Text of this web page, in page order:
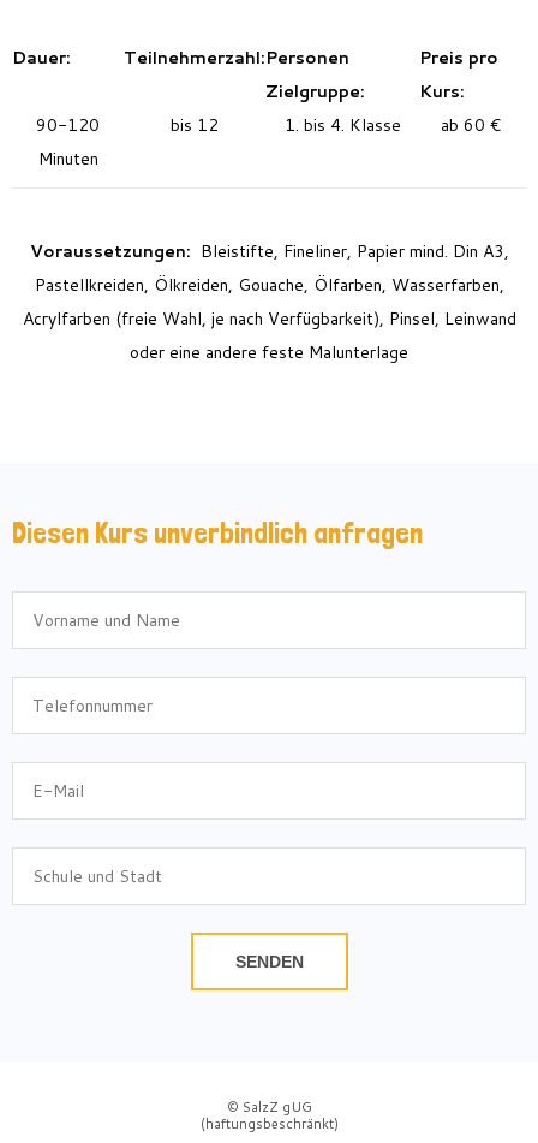
Dauer: Teilnehmerzahl:Personen
Zielgruppe:
Preis pro
Kurs:
90-120
Minuten
bis 12 1. bis 4. Klasse ab 60 €
Voraussetzungen: Bleistifte, Fineliner, Papier mind. Din A3,
Pastellkreiden, Ölkreiden, Gouache, Ölfarben, Wasserfarben,
Acrylfarben (freie Wahl, je nach Verfügbarkeit), Pinsel, Leinwand
oder eine andere feste Malunterlage
Diesen Kurs unverbindlich anfragen
SENDEN
© SalzZ gUG
(haftungsbeschränkt)